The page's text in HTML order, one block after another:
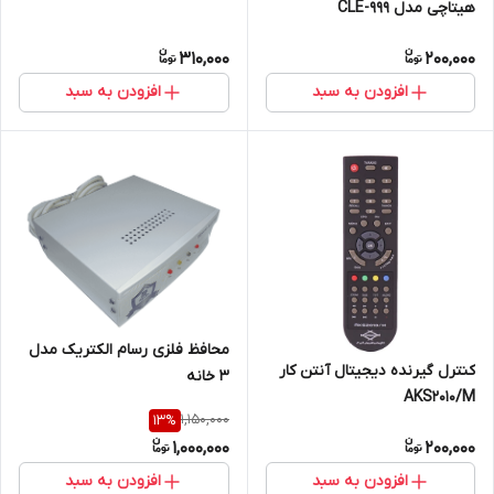
هیتاچی مدل CLE-999
200,000
افزودن به سبد
310,000
افزودن به سبد
کنترل گیرنده دیجیتال آنتن کار
AKS2010/M
200,000
افزودن به سبد
محافظ فلزی رسام الکتریک مدل
3 خانه
1,150,000
13%
1,000,000
افزودن به سبد